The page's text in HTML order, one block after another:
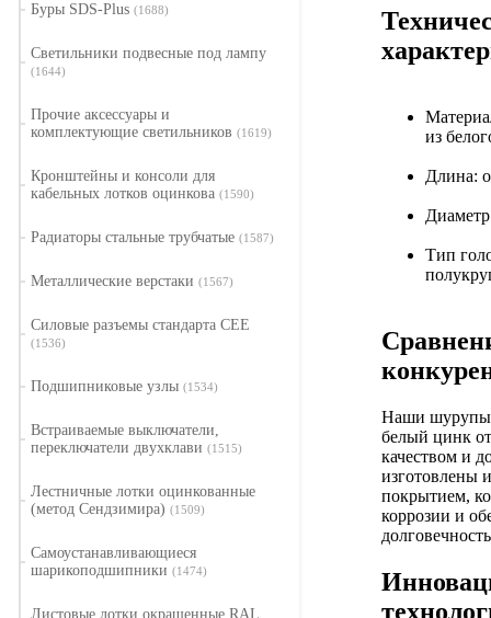
Буры SDS-Plus (1688)
Светильники подвесные под лампу
(1644)
Прочие аксессуары и
комплектующие светильников (1619)
Кронштейны и консоли для
кабельных лотков оцинкова (1590)
Радиаторы стальные трубчатые (1587)
Металлические верстаки (1567)
Силовые разъемы стандарта CEE
(1536)
Подшипниковые узлы (1534)
Встраиваемые выключатели,
переключатели двухклави (1515)
Лестничные лотки оцинкованные
(метод Сендзимира) (1509)
Самоустанавливающиеся
шарикоподшипники (1474)
Листовые лотки окрашенные RAL
из
Длина:
Тип
Наши шурупы
белый цинк
качеством и
изготовлены
покрытием,
коррозии и